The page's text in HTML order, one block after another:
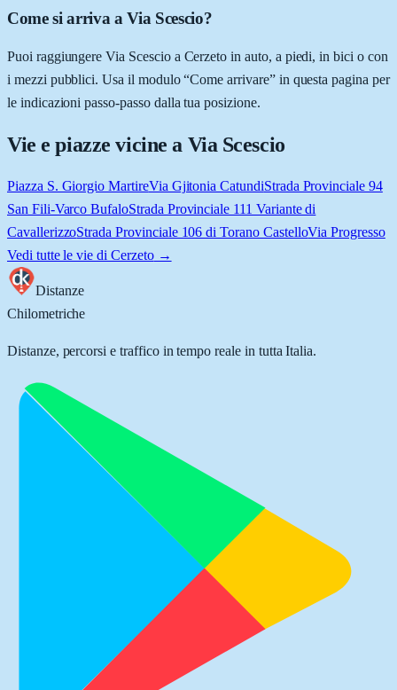
Come si arriva a Via Scescio?
Puoi raggiungere Via Scescio a Cerzeto in auto, a piedi, in bici o con
i mezzi pubblici. Usa il modulo “Come arrivare” in questa pagina per
le indicazioni passo-passo dalla tua posizione.
Vie e piazze vicine a Via Scescio
Piazza S. Giorgio MartireVia Gjitonia CatundiStrada Provinciale 94
San Fili-Varco BufaloStrada Provinciale 111 Variante di
CavallerizzoStrada Provinciale 106 di Torano CastelloVia Progresso
Vedi tutte le vie di Cerzeto→
Distanze
Chilometriche
Distanze, percorsi e traffico in tempo reale in tutta Italia.